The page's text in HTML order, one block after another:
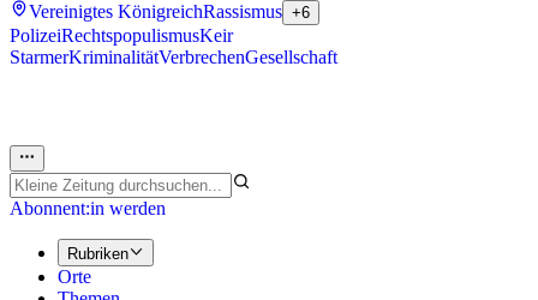
Vereinigtes KönigreichRassismus +6
PolizeiRechtspopulismusKeir
StarmerKriminalitätVerbrechenGesellschaft
Abonnent:in werden
Rubriken
Orte